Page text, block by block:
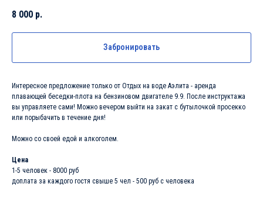
8 000 р.
Забронировать
Интересное предложение только от Отдых на воде Аэлита - аренда
плавающей беседки-плота на бензиновом двигателе 9.9. После инструктажа
вы управляете сами! Можно вечером выйти на закат с бутылочкой просекко
или порыбачить в течение дня!
Можно со своей едой и алкоголем.
Цена
1-5 человек - 8000 руб
доплата за каждого гостя свыше 5 чел - 500 руб с человека